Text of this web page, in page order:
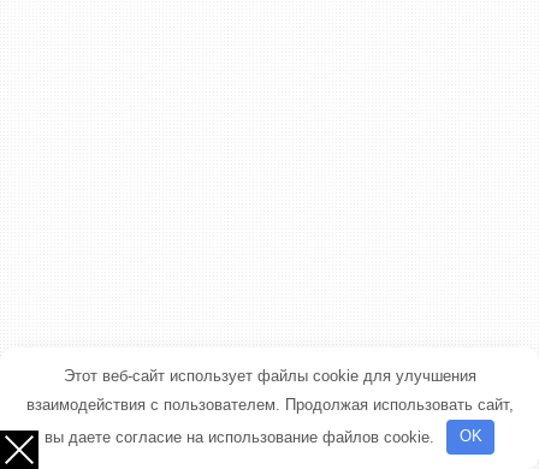
Этот веб-сайт использует файлы cookie для улучшения
взаимодействия с пользователем. Продолжая использовать сайт,
вы даете согласие на использование файлов cookie.
OK